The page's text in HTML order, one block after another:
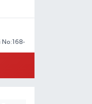
No:168-